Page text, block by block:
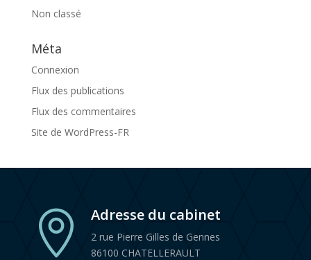
Non classé
Méta
Connexion
Flux des publications
Flux des commentaires
Site de WordPress-FR
 Adresse du cabinet
2 rue Pierre Gilles de Gennes
86100 CHATELLERAULT